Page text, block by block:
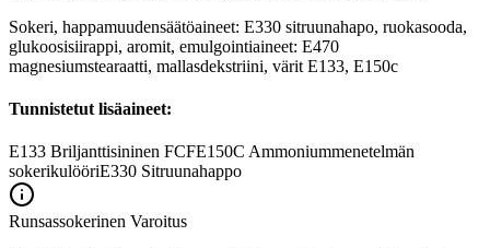
Sokeri, happamuudensäätöaineet: E330 sitruunahapo, ruokasooda,
glukoosisiirappi, aromit, emulgointiaineet: E470
magnesiumstearaatti, mallasdekstriini, värit E133, E150c
Tunnistetut lisäaineet:
E133 Briljanttisininen FCFE150C Ammoniummenetelmän
sokerikulööriE330 Sitruunahappo
Runsassokerinen Varoitus